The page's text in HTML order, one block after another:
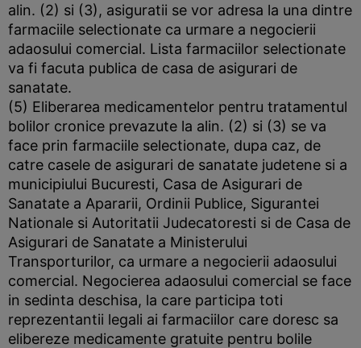
alin. (2) si (3), asiguratii se vor adresa la una dintre
farmaciile selectionate ca urmare a negocierii
adaosului comercial. Lista farmaciilor selectionate
va fi facuta publica de casa de asigurari de
sanatate.
(5) Eliberarea medicamentelor pentru tratamentul
bolilor cronice prevazute la alin. (2) si (3) se va
face prin farmaciile selectionate, dupa caz, de
catre casele de asigurari de sanatate judetene si a
municipiului Bucuresti, Casa de Asigurari de
Sanatate a Apararii, Ordinii Publice, Sigurantei
Nationale si Autoritatii Judecatoresti si de Casa de
Asigurari de Sanatate a Ministerului
Transporturilor, ca urmare a negocierii adaosului
comercial. Negocierea adaosului comercial se face
in sedinta deschisa, la care participa toti
reprezentantii legali ai farmaciilor care doresc sa
elibereze medicamente gratuite pentru bolile